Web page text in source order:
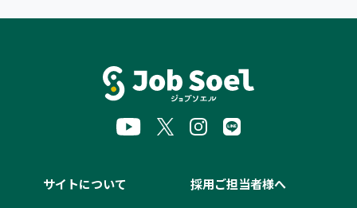
サイトについて 採用ご担当者様へ